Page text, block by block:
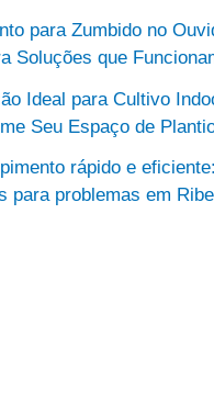
para Zumbido no
Soluções que
Ideal para Cultivo
Seu Espaço de
rápido e eficiente:
para problemas em